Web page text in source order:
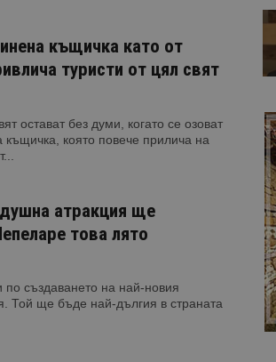
къщичка като от
туристи от цял свят
остават без думи, когато се озоват
която повече прилича на
атракция ще
това лято
създаването на най-новия
Той ще бъде най-дългия в страната